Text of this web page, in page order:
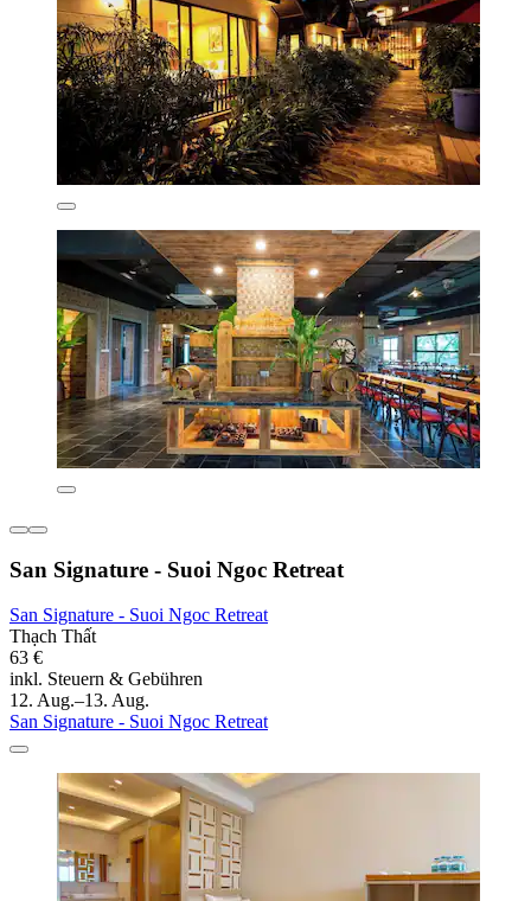
San Signature - Suoi Ngoc Retreat
San Signature - Suoi Ngoc Retreat
Thạch Thất
63 €
inkl. Steuern & Gebühren
12. Aug.–13. Aug.
San Signature - Suoi Ngoc Retreat